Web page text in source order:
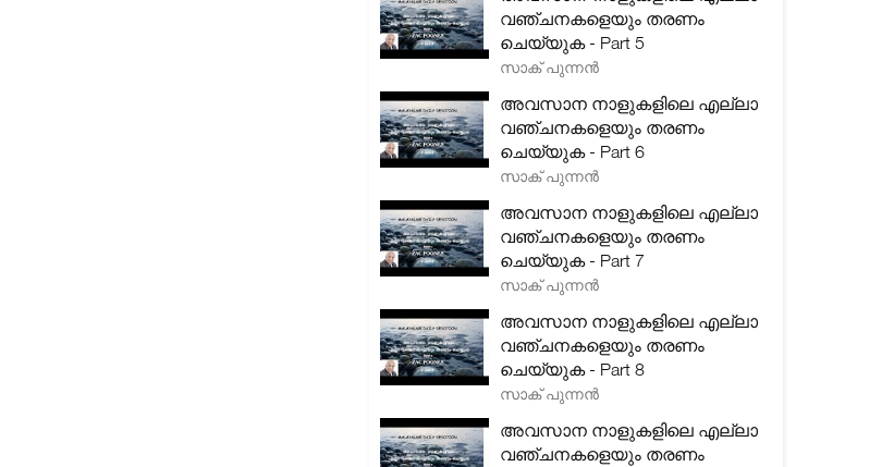
വഞ്ചനകളെയും തരണം
ചെയ്യുക - Part 5
സാക് പുന്നൻ
അവസാന നാളുകളിലെ എല്ലാ
വഞ്ചനകളെയും തരണം
ചെയ്യുക - Part 6
സാക് പുന്നൻ
അവസാന നാളുകളിലെ എല്ലാ
വഞ്ചനകളെയും തരണം
ചെയ്യുക - Part 7
സാക് പുന്നൻ
അവസാന നാളുകളിലെ എല്ലാ
വഞ്ചനകളെയും തരണം
ചെയ്യുക - Part 8
സാക് പുന്നൻ
അവസാന നാളുകളിലെ എല്ലാ
വഞ്ചനകളെയും തരണം